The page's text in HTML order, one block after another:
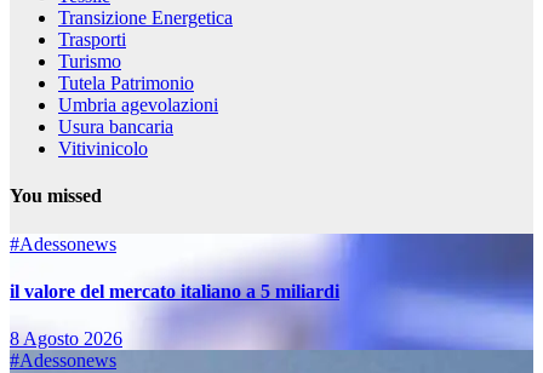
Transizione Energetica
Trasporti
Turismo
Tutela Patrimonio
Umbria agevolazioni
Usura bancaria
Vitivinicolo
You missed
#Adessonews
il valore del mercato italiano a 5 miliardi
8 Agosto 2026
#Adessonews